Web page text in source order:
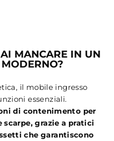
MANCARE IN UN
il mobile ingresso
essenziali.
di contenimento per
grazie a pratici
che garantiscono